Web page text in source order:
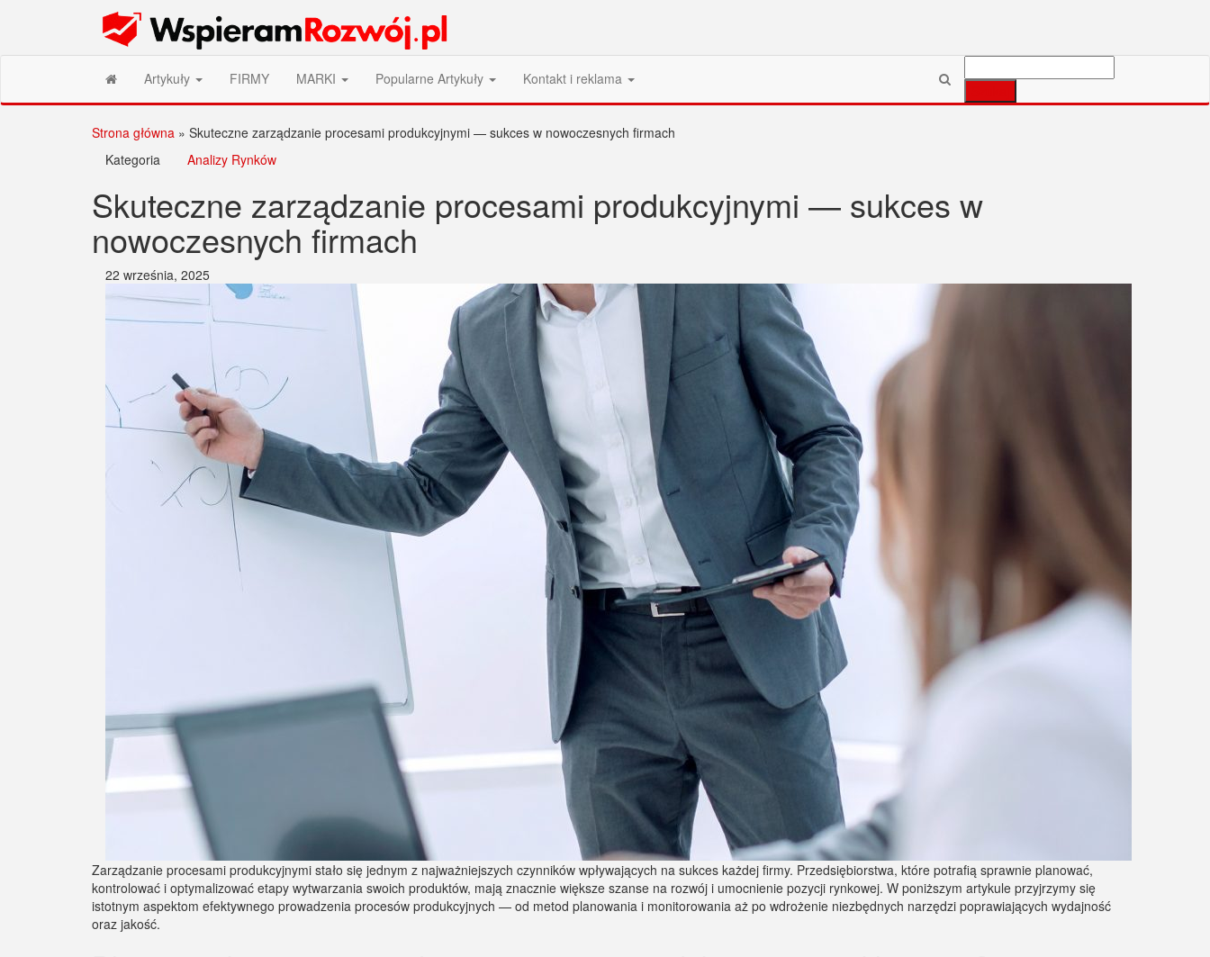
Wspieram Rozwój PL
Artykuły FIRMY MARKI Popularne Artykuły Kontakt i reklama
Strona główna » Skuteczne zarządzanie procesami produkcyjnymi — sukces w nowoczesnych firmach
Kategoria
Analizy Rynków
Skuteczne zarządzanie procesami produkcyjnymi — sukces w
nowoczesnych firmach
22 września, 2025
Zarządzanie procesami produkcyjnymi stało się jednym z najważniejszych czynników wpływających na sukces każdej firmy. Przedsiębiorstwa, które potrafią sprawnie planować,
kontrolować i optymalizować etapy wytwarzania swoich produktów, mają znacznie większe szanse na rozwój i umocnienie pozycji rynkowej. W poniższym artykule przyjrzymy się
istotnym aspektom efektywnego prowadzenia procesów produkcyjnych — od metod planowania i monitorowania aż po wdrożenie niezbędnych narzędzi poprawiających wydajność
oraz jakość.